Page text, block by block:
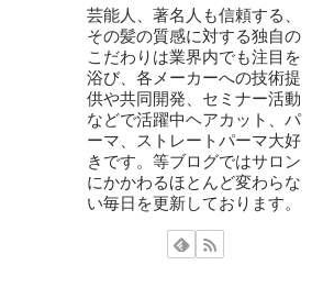
芸能人、著名人も信頼する、
その髪の質感に対する独自の
こだわりは業界内でも注目を
浴び、各メーカーへの技術提
供や共同開発、セミナー活動
などで活躍中ヘアカット、パ
ーマ、ストレートパーマ大好
きです。等ブログではサロン
にかかわるほとんど変わらな
い毎日を更新しております。